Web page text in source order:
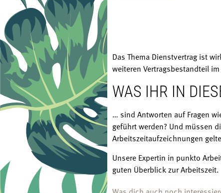
Das Thema Dienstvertrag ist
weiteren Vertragsbestandteil
WAS IHR IN
… sind Antworten auf Fragen
geführt werden? Und müssen
Arbeitszeitaufzeichnungen
Unsere Expertin in punkto
guten Überblick zur Arbeitszeit.